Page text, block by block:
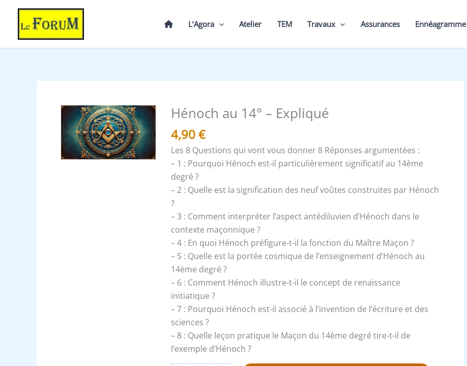
contenu
L’Agora Atelier TEM Travaux Assurances Ennéagramme
Hénoch au 14° – Expliqué
4,90€
Les 8 Questions qui vont vous donner 8 Réponses argumentées :
– 1 : Pourquoi Hénoch est-il particulièrement significatif au 14ème
degré ?
– 2 : Quelle est la signification des neuf voûtes construites par Hénoch
?
– 3 : Comment interpréter l’aspect antédiluvien d’Hénoch dans le
contexte maçonnique ?
– 4 : En quoi Hénoch préfigure-t-il la fonction du Maître Maçon ?
– 5 : Quelle est la portée cosmique de l’enseignement d’Hénoch au
14ème degré ?
– 6 : Comment Hénoch illustre-t-il le concept de renaissance
initiatique ?
– 7 : Pourquoi Hénoch est-il associé à l’invention de l’écriture et des
sciences ?
– 8 : Quelle leçon pratique le Maçon du 14ème degré tire-t-il de
l’exemple d’Hénoch ?
quantité
Hénoch
au
14°
-
Expliqué